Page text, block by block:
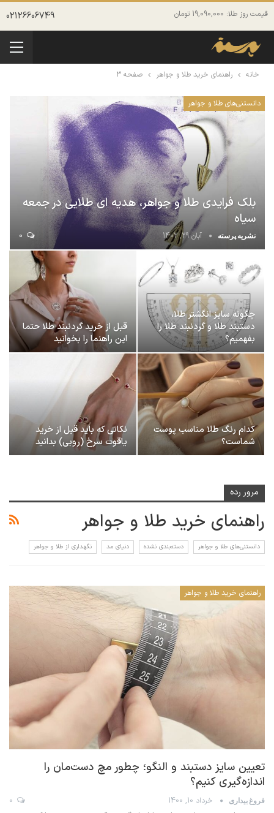
قیمت روز طلا: 19,090,000 تومان 02126606749
خانه راهنمای خرید طلا و جواهر صفحه 3
دانستنی‌های طلا و جواهر
بلک فرایدی طلا و جواهر، هدیه ای طلایی در جمعه
سیاه
نشریه پرسته آبان 29, 1402
چگونه سایز انگشتر طلا،
دستبند طلا و گردنبند طلا را
بفهمیم؟
قبل از خرید گردنبند طلا حتما
این راهنما را بخوانید
کدام رنگ طلا مناسب پوست
شماست؟
نکاتی که باید قبل از خرید
یاقوت سرخ (روبی) بدانید
مرور رده
راهنمای خرید طلا و جواهر
دانستنی‌های طلا و جواهر دسته‌بندی نشده دنیای مد نگهداری از طلا و جواهر
راهنمای خرید طلا و جواهر
تعیین سایز دستبند و النگو؛ چطور مچ دست‌مان را
اندازه‌گیری کنیم؟
فروغ بیداری خرداد 10, 1400